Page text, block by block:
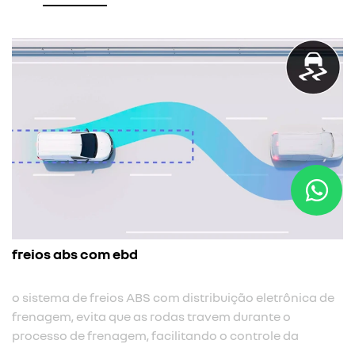
freios abs com ebd
o sistema de freios ABS com distribuição eletrônica de
frenagem, evita que as rodas travem durante o
processo de frenagem, facilitando o controle da